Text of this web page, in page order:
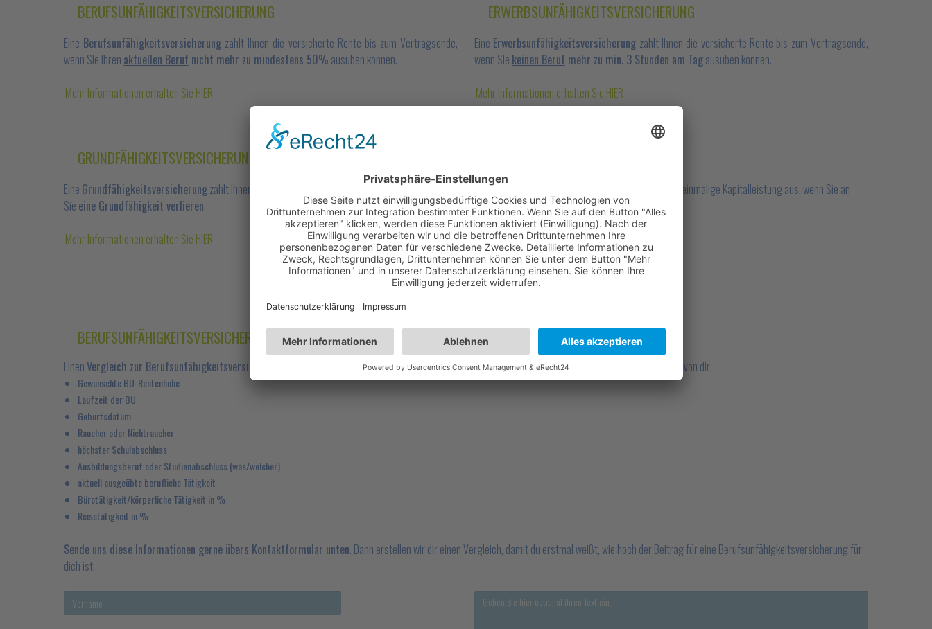
BERUFSUNFÄHIGKEITSVERSICHERUNG
Eine Berufsunfähigkeitsversicherung zahlt Ihnen die versicherte Rente bis zum Vertragsende,
wenn Sie Ihren aktuellen Beruf nicht mehr zu mindestens 50% ausüben können.
Mehr Informationen erhalten Sie HIER
ERWERBSUNFÄHIGKEITSVERSICHERUNG
Eine Erwerbsunfähigkeitsversicherung zahlt Ihnen die versicherte Rente bis zum Vertragsende,
wenn Sie keinen Beruf mehr zu min. 3 Stunden am Tagausüben können.
Mehr Informationen erhalten Sie HIER
GRUNDFÄHIGKEITSVERSICHERUNG
Eine Grundfähigkeitsversicherungzahlt Ihnen die versicherte Rente bis zum Vertragsende, wenn
Sie eine Grundfähigkeit verlieren.
Mehr Informationen erhalten Sie HIER
EineDread-Disease-Versicherung
zahlt Ihnen eine einmalige Kapitalleistung aus, wenn Sie an
einer der versicherten Erkrankungenleiden.
Mehr Informationen erhalten Sie HIER
BERUFSUNFÄHIGKEITSVERSICHERUNG JETZT VERGLEICHEN
EinenVergleich zur Berufsunfähigkeitsversicherung können wir dir gerne schnell erstellen. Für den ersten groben Überblick brauchen wir folgende Daten von dir:
Gewünschte BU-Rentenhöhe
Laufzeit der BU
Geburtsdatum
Raucher oder Nichtraucher
höchster Schulabschluss
Ausbildungsberuf oder Studienabschluss (was/welcher)
aktuell ausgeübte berufliche Tätigkeit
Bürotätigkeit/körperliche Tätigkeit in %
Reisetätigkeit in %
Sende uns diese Informationen gerne übers Kontaktformular unten. Dann erstellen wir dir einen Vergleich, damit du erstmal weißt, wie hoch der Beitrag für eine Berufsunfähigkeitsversicherung für
dich ist.